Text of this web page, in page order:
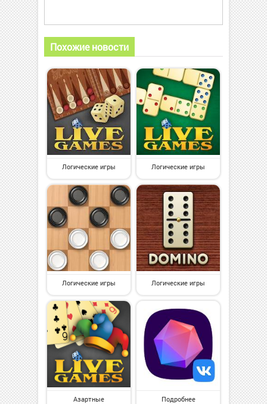
Похожие новости
Логические игры Логические игры
Логические игры Логические игры
Азартные Подробнее